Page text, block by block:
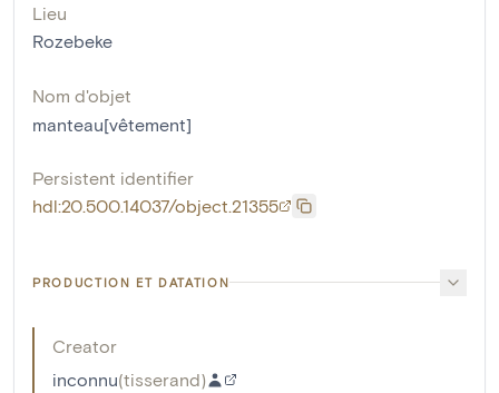
Lieu
Rozebeke
Nom d'objet
manteau[vêtement]
Persistent identifier
hdl:20.500.14037/object.21355
PRODUCTION ET DATATION
Creator
inconnu(tisserand)